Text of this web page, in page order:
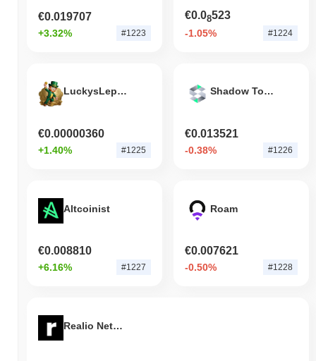
€0.019707
+3.32% #1223
€0.08523
-1.05% #1224
LuckysLeprecoin
€0.00000360
+1.40% #1225
Shadow Token
€0.013521
-0.38% #1226
Altcoinist
€0.008810
+6.16% #1227
Roam
€0.007621
-0.50% #1228
Realio Network